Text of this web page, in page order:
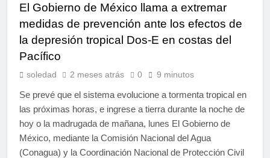
El Gobierno de México llama a extremar
medidas de prevención ante los efectos de
la depresión tropical Dos-E en costas del
Pacífico
soledad 2 meses atrás 0 9 minutos
Se prevé que el sistema evolucione a tormenta tropical en
las próximas horas, e ingrese a tierra durante la noche de
hoy o la madrugada de mañana, lunes El Gobierno de
México, mediante la Comisión Nacional del Agua
(Conagua) y la Coordinación Nacional de Protección Civil